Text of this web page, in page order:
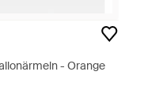
- Orange